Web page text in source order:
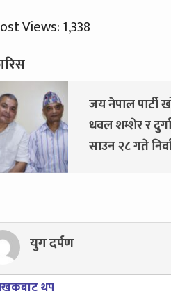
Views:1,338
दुर्गा प्रसाईंलाई
अदालतको आदेश
युग दर्पण
थप